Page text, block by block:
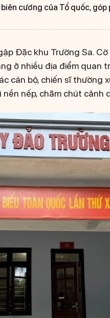
cương của Tổ quốc,
Đặc khu Trường Sa.
ở nhiều địa điểm quan
cán bộ, chiến sĩ thường
nếp, chăm chút cảnh